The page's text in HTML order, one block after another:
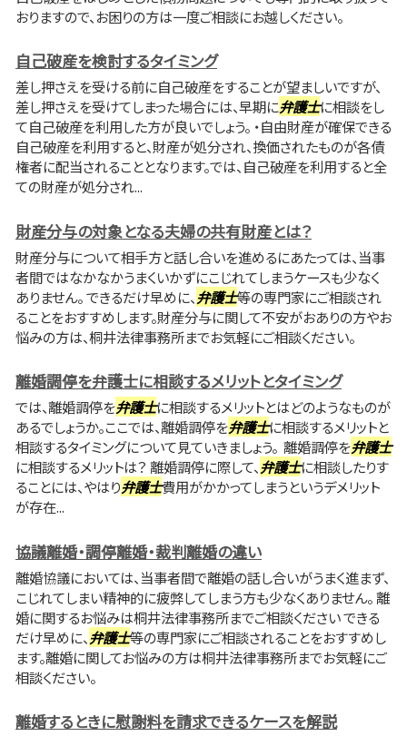
おりますので、お困りの方は一度ご相談にお越しください。
自己破産を検討するタイミング
差し押さえを受ける前に自己破産をすることが望ましいですが、
差し押さえを受けてしまった場合には、早期に弁護士に相談をし
て自己破産を利用した方が良いでしょう。 ・自由財産が確保できる
自己破産を利用すると、財産が処分され、換価されたものが各債
権者に配当されることとなります。では、自己破産を利用すると全
ての財産が処分され...
財産分与の対象となる夫婦の共有財産とは？
財産分与について相手方と話し合いを進めるにあたっては、当事
者間ではなかなかうまくいかずにこじれてしまうケースも少なく
ありません。 できるだけ早めに、 弁護士等の専門家にご相談され
ることをおすすめします。財産分与に関して不安がおありの方やお
悩みの方は、桐井法律事務所までお気軽にご相談ください。
離婚調停を弁護士に相談するメリットとタイミング
では、離婚調停を弁護士に相談するメリットとはどのようなものが
あるでしょうか。ここでは、離婚調停を弁護士に相談するメリットと
相談するタイミングについて見ていきましょう。 離婚調停を弁護士
に相談するメリットは？ 離婚調停に際して、 弁護士に相談したりす
ることには、やはり弁護士費用がかかってしまうというデメリット
が存在...
協議離婚・調停離婚・裁判離婚の違い
離婚協議においては、当事者間で離婚の話し合いがうまく進まず、
こじれてしまい精神的に疲弊してしまう方も少なくありません。 離
婚に関するお悩みは桐井法律事務所までご相談ください できる
だけ早めに、 弁護士等の専門家にご相談されることをおすすめし
ます。離婚に関してお悩みの方は桐井法律事務所までお気軽にご
相談ください。
離婚するときに慰謝料を請求できるケースを解説